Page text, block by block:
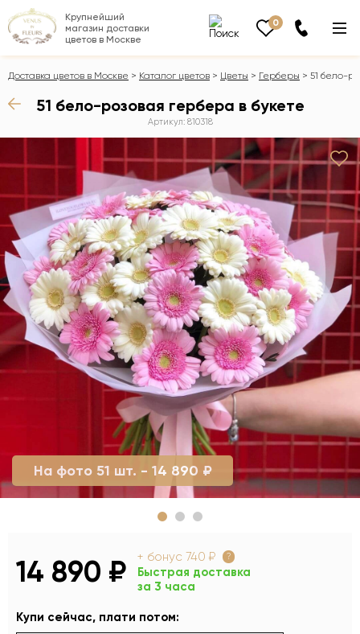
Крупнейший
магазин доставки
цветов в Москве
0
Доставка цветов в Москве Каталог цветов Цветы Герберы 51 бело-
51 бело-розовая гербера в букете
Артикул: 810318
На фото 51 шт. - 14 890 ₽
14 890 ₽ + бонус 740 ₽ ?
Быстрая доставка
за 3 часа
Купи сейчас, плати потом: